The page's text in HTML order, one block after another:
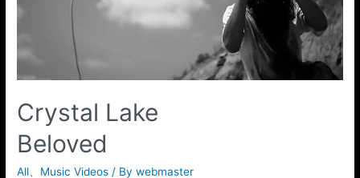
Crystal Lake
Beloved
All Music Videos / Bywebmaster